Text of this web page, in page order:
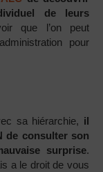
de leurs
que l’on peut
pour
sa hiérarchie, il
de consulter son
surprise.
a le droit de vous